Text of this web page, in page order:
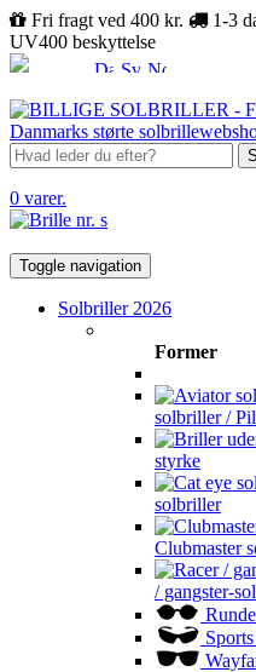
Fri fragt ved 400 kr. 1-3
UV400 beskyttelse
0 varer.
Toggle navigation
Solbriller 2026
Former
solbriller /
styrke
solbriller
Clubmaster
/ gangster-